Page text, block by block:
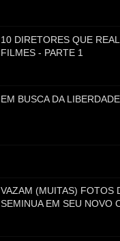
10 DIRETORES QUE
FILMES - PARTE 1
EM BUSCA DA
VAZAM (MUITAS) FOTOS
SEMINUA EM SEU NOVO